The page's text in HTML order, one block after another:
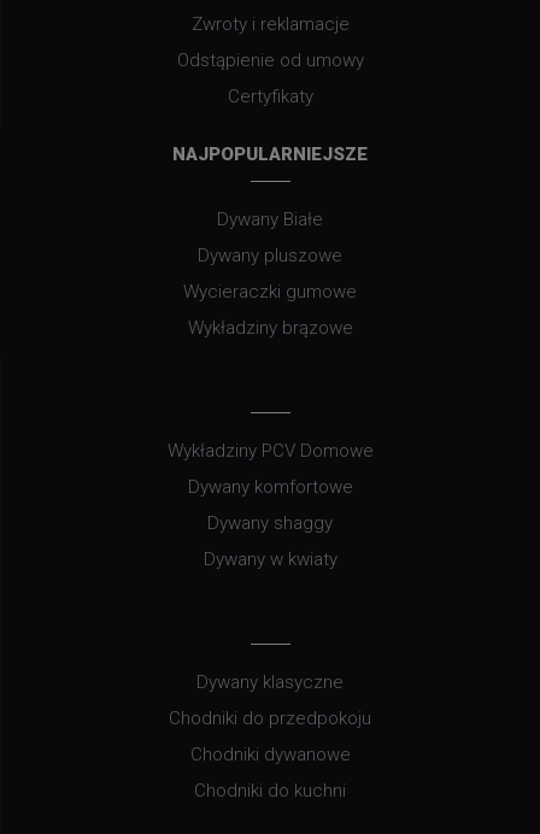
Zwroty i reklamacje
Odstąpienie od umowy
Certyfikaty
NAJPOPULARNIEJSZE
Dywany Białe
Dywany pluszowe
Wycieraczki gumowe
Wykładziny brązowe
Wykładziny PCV Domowe
Dywany komfortowe
Dywany shaggy
Dywany w kwiaty
Dywany klasyczne
Chodniki do przedpokoju
Chodniki dywanowe
Chodniki do kuchni